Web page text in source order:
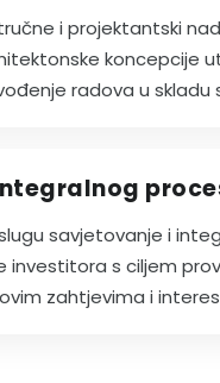
i projektantski
koncepcije
radova u skladu
savjetovanje i
investitora s ciljem
zahtjevima i